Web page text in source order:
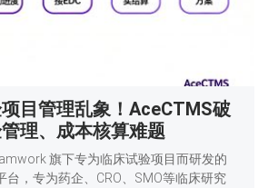
目管理乱象！AceCTMS破
理、成本核算难题
旗下专为临床试验项目而研发的
台，专为药企、CRO、SMO等临床研究